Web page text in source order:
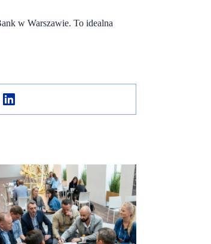
w Warszawie. To idealna